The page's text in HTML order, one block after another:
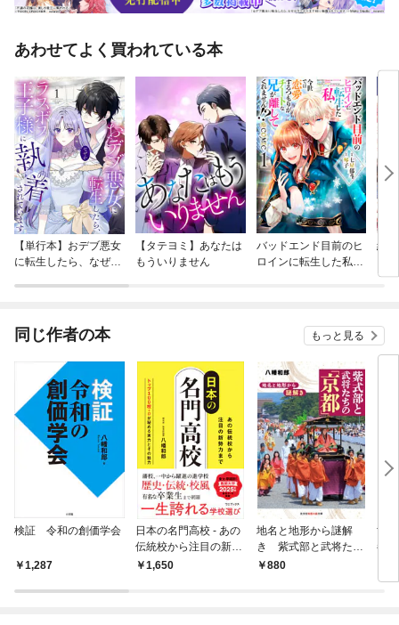
あわせてよく買われている本
【単行本】おデブ悪女
に転生したら、なぜか
【タテヨミ】あなたは
もういりません
バッドエンド目前のヒ
ロインに転生した私、
結
同じ作者の本 もっと見る
検証 令和の創価学会
1,287
日本の名門高校 - あの
伝統校から注目の新勢
力まで -
1,650
地名と地形から謎解
き 紫式部と武将たち
の「京都」
880
世
都